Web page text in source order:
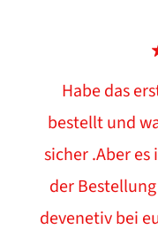
Habe das
bestellt und
sicher .Aber
der
devenetiv bei